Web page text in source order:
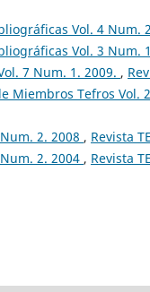
Vol. 4 Num.
Vol. 3 Num.
7 Num. 1. 2009. ,
Miembros Tefros Vol.
2. 2008 , Revista
2. 2004 , Revista